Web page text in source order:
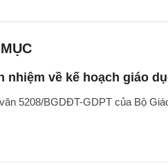
nhiệm về kế hoạch giáo
5208/BGDĐT-GDPT của Bộ